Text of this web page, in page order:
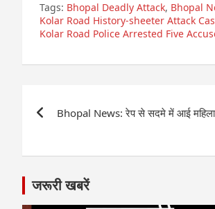
Tags: Bhopal Deadly Attack, Bhopal
Kolar Road History-sheeter Attack
Kolar Road Police Arrested Five
navigation
Bhopal News: रेप से सदमे में आई महिला
जरूरी खबरें